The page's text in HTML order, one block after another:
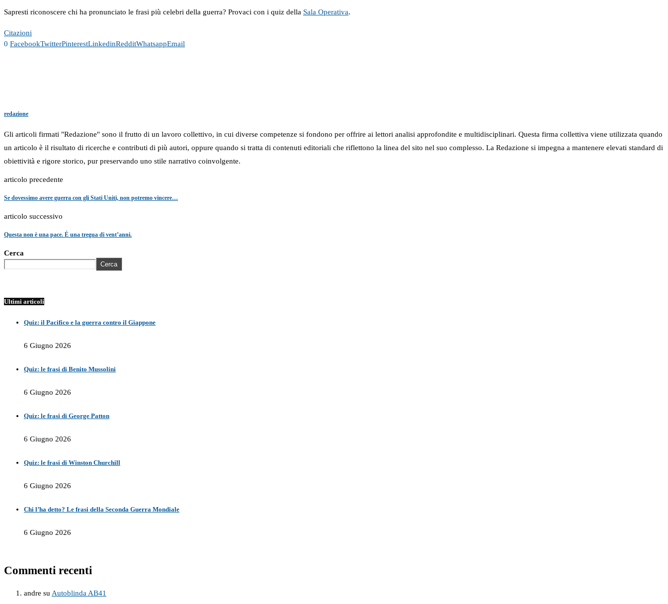
Sapresti riconoscere chi ha pronunciato le frasi più celebri della guerra? Provaci con i quiz della Sala Operativa.
Citazioni
0 FacebookTwitterPinterestLinkedinRedditWhatsappEmail
redazione
Gli articoli firmati "Redazione" sono il frutto di un lavoro collettivo, in cui diverse competenze si fondono per offrire ai lettori analisi approfondite e multidisciplinari. Questa firma collettiva viene utilizzata quando
un articolo è il risultato di ricerche e contributi di più autori, oppure quando si tratta di contenuti editoriali che riflettono la linea del sito nel suo complesso. La Redazione si impegna a mantenere elevati standard di
obiettività e rigore storico, pur preservando uno stile narrativo coinvolgente.
articolo precedente
Se dovessimo avere guerra con gli Stati Uniti, non potremo vincere…
articolo successivo
Questa non è una pace. È una tregua di vent’anni.
Cerca
Cerca
Ultimi articoli
Quiz: il Pacifico e la guerra contro il Giappone
6 Giugno 2026
Quiz: le frasi di Benito Mussolini
6 Giugno 2026
Quiz: le frasi di George Patton
6 Giugno 2026
Quiz: le frasi di Winston Churchill
6 Giugno 2026
Chi l’ha detto? Le frasi della Seconda Guerra Mondiale
6 Giugno 2026
Commenti recenti
andre su Autoblinda AB41